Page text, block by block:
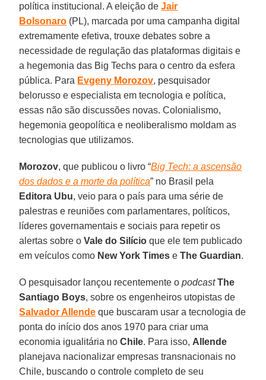
política institucional. A eleição deJair
Bolsonaro (PL), marcada por uma campanha digital
extremamente efetiva, trouxe debates sobre a
necessidade de regulação das plataformas digitais e
a hegemonia das Big Techs para o centro da esfera
pública. Para Evgeny Morozov, pesquisador
belorusso e especialista em tecnologia e política,
essas não são discussões novas. Colonialismo,
hegemonia geopolítica e neoliberalismo moldam as
tecnologias que utilizamos.
Morozov, que publicou o livro “Big Tech: a ascensão
dos dados e a morte da política” no Brasil pela
Editora Ubu, veio para o país para uma série de
palestras e reuniões com parlamentares, políticos,
líderes governamentais e sociais para repetir os
alertas sobre oVale do Silício que ele tem publicado
em veículos como New York Times eThe Guardian.
O pesquisador lançou recentemente opodcast The
Santiago Boys, sobre os engenheiros utopistas de
Salvador Allende que buscaram usar a tecnologia de
ponta do início dos anos 1970 para criar uma
economia igualitária noChile. Para isso, Allende
planejava nacionalizar empresas transnacionais no
Chile, buscando o controle completo de seu